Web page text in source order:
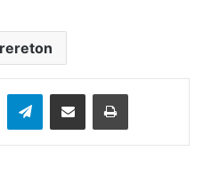
WhatsAppTelegramEnviar vía email Imprimir